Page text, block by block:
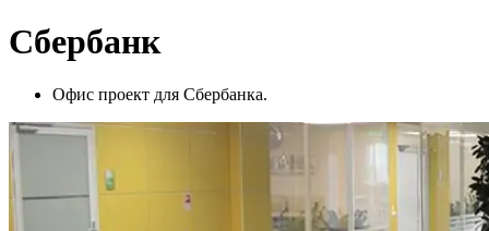
Сбербанк
Офис проект для Сбербанка.